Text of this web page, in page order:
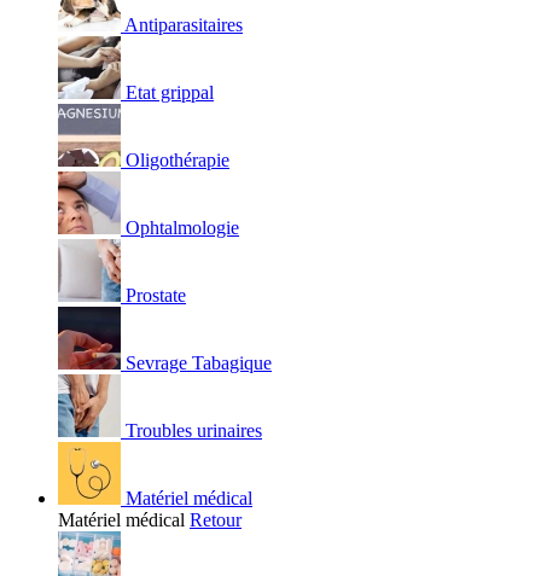
Antiparasitaires
Etat grippal
Oligothérapie
Ophtalmologie
Prostate
Sevrage Tabagique
Troubles urinaires
Matériel médical
Matériel médical Retour